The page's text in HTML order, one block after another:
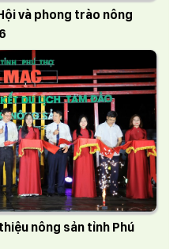
và phong trào nông
nông sản tỉnh Phú